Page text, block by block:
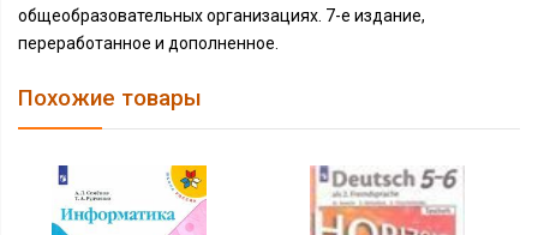
общеобразовательных организациях. 7-е издание,
переработанное и дополненное.
Похожие товары